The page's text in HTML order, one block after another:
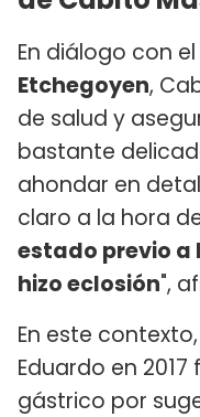
En diálogo con
Etchegoyen,
de salud y
bastante
ahondar en
claro a la hora
estado previo a
hizo eclosión",
En este
Eduardo en
gástrico por